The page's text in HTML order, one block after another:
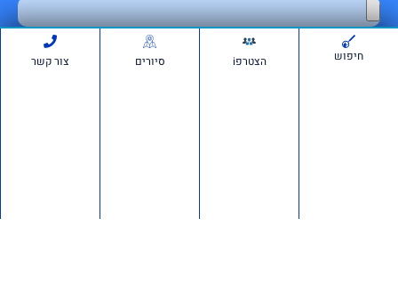
מכתב מקדים (אופציונלי)
חיפוש הצטרפi סיורים צור קשר